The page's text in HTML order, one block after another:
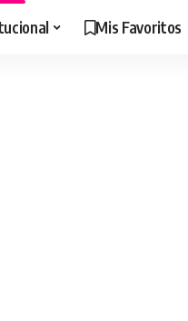
Mis Favoritos